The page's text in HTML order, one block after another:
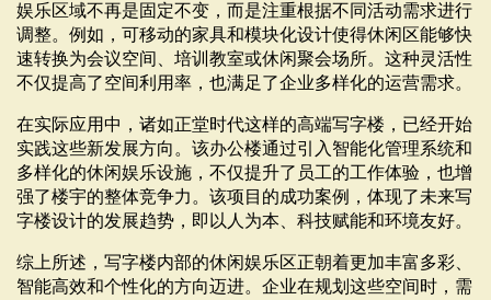
娱乐区域不再是固定不变，而是注重根据不同活动需求进行
调整。例如，可移动的家具和模块化设计使得休闲区能够快
速转换为会议空间、培训教室或休闲聚会场所。这种灵活性
不仅提高了空间利用率，也满足了企业多样化的运营需求。
在实际应用中，诸如正堂时代这样的高端写字楼，已经开始
实践这些新发展方向。该办公楼通过引入智能化管理系统和
多样化的休闲娱乐设施，不仅提升了员工的工作体验，也增
强了楼宇的整体竞争力。该项目的成功案例，体现了未来写
字楼设计的发展趋势，即以人为本、科技赋能和环境友好。
综上所述，写字楼内部的休闲娱乐区正朝着更加丰富多彩、
智能高效和个性化的方向迈进。企业在规划这些空间时，需